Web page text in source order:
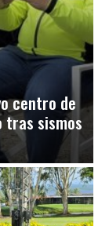
centro de
sismos